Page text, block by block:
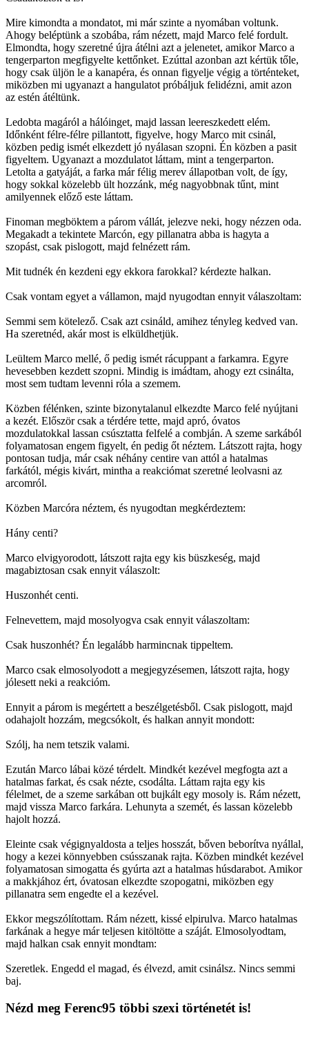
Mire kimondta a mondatot, mi már szinte a nyomában voltunk.
Ahogy beléptünk a szobába, rám nézett, majd Marco felé fordult.
Elmondta, hogy szeretné újra átélni azt a jelenetet, amikor Marco a
tengerparton megfigyelte kettőnket. Ezúttal azonban azt kértük tőle,
hogy csak üljön le a kanapéra, és onnan figyelje végig a történteket,
miközben mi ugyanazt a hangulatot próbáljuk felidézni, amit azon
az estén átéltünk.
Ledobta magáról a hálóinget, majd lassan leereszkedett elém.
Időnként félre-félre pillantott, figyelve, hogy Marco mit csinál,
közben pedig ismét elkezdett jó nyálasan szopni. Én közben a pasit
figyeltem. Ugyanazt a mozdulatot láttam, mint a tengerparton.
Letolta a gatyáját, a farka már félig merev állapotban volt, de így,
hogy sokkal közelebb ült hozzánk, még nagyobbnak tűnt, mint
amilyennek előző este láttam.
Finoman megböktem a párom vállát, jelezve neki, hogy nézzen oda.
Megakadt a tekintete Marcón, egy pillanatra abba is hagyta a
szopást, csak pislogott, majd felnézett rám.
Mit tudnék én kezdeni egy ekkora farokkal? kérdezte halkan.
Csak vontam egyet a vállamon, majd nyugodtan ennyit válaszoltam:
Semmi sem kötelező. Csak azt csináld, amihez tényleg kedved van.
Ha szeretnéd, akár most is elküldhetjük.
Leültem Marco mellé, ő pedig ismét rácuppant a farkamra. Egyre
hevesebben kezdett szopni. Mindig is imádtam, ahogy ezt csinálta,
most sem tudtam levenni róla a szemem.
Közben félénken, szinte bizonytalanul elkezdte Marco felé nyújtani
a kezét. Először csak a térdére tette, majd apró, óvatos
mozdulatokkal lassan csúsztatta felfelé a combján. A szeme sarkából
folyamatosan engem figyelt, én pedig őt néztem. Látszott rajta, hogy
pontosan tudja, már csak néhány centire van attól a hatalmas
farkától, mégis kivárt, mintha a reakciómat szeretné leolvasni az
arcomról.
Közben Marcóra néztem, és nyugodtan megkérdeztem:
Hány centi?
Marco elvigyorodott, látszott rajta egy kis büszkeség, majd
magabiztosan csak ennyit válaszolt:
Huszonhét centi.
Felnevettem, majd mosolyogva csak ennyit válaszoltam:
Csak huszonhét? Én legalább harmincnak tippeltem.
Marco csak elmosolyodott a megjegyzésemen, látszott rajta, hogy
jólesett neki a reakcióm.
Ennyit a párom is megértett a beszélgetésből. Csak pislogott, majd
odahajolt hozzám, megcsókolt, és halkan annyit mondott:
Szólj, ha nem tetszik valami.
Ezután Marco lábai közé térdelt. Mindkét kezével megfogta azt a
hatalmas farkat, és csak nézte, csodálta. Láttam rajta egy kis
félelmet, de a szeme sarkában ott bujkált egy mosoly is. Rám nézett,
majd vissza Marco farkára. Lehunyta a szemét, és lassan közelebb
hajolt hozzá.
Eleinte csak végignyaldosta a teljes hosszát, bőven beborítva nyállal,
hogy a kezei könnyebben csússzanak rajta. Közben mindkét kezével
folyamatosan simogatta és gyúrta azt a hatalmas húsdarabot. Amikor
a makkjához ért, óvatosan elkezdte szopogatni, miközben egy
pillanatra sem engedte el a kezével.
Ekkor megszólítottam. Rám nézett, kissé elpirulva. Marco hatalmas
farkának a hegye már teljesen kitöltötte a száját. Elmosolyodtam,
majd halkan csak ennyit mondtam:
Szeretlek. Engedd el magad, és élvezd, amit csinálsz. Nincs semmi
baj.
Nézd meg Ferenc95 többi szexi történetét is!